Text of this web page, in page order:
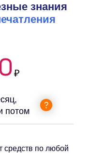
знания
потом
средств по любой
₽